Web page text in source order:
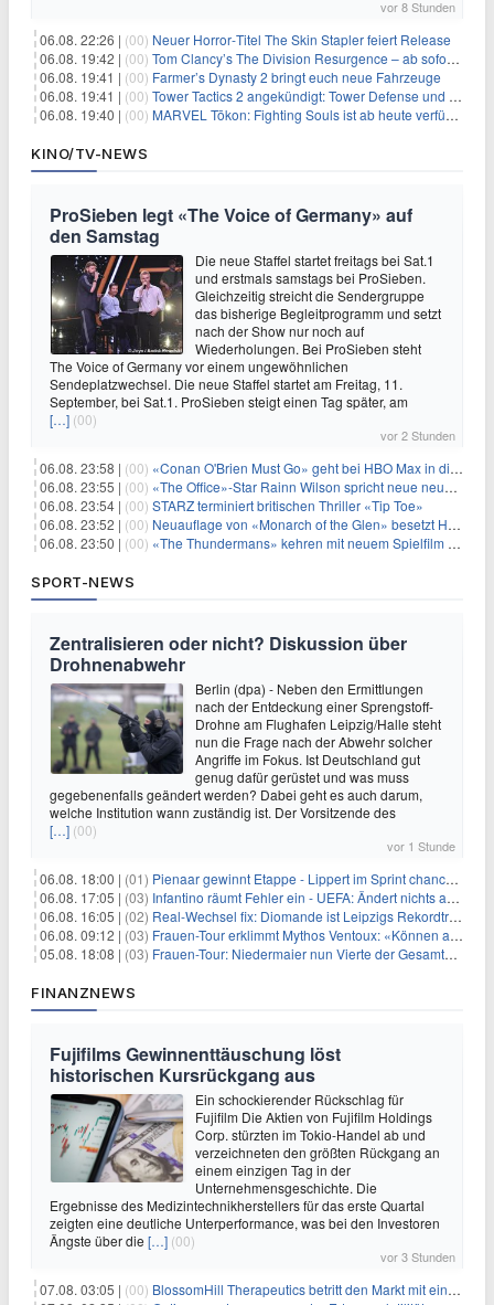
vor 8 Stunden
06.08. 22:26 | (00) Neuer Horror‑Titel The Skin Stapler feiert Release
06.08. 19:42 | (00) Tom Clancy’s The Division Resurgence – ab sofort für euch verfügbar
06.08. 19:41 | (00) Farmer’s Dynasty 2 bringt euch neue Fahrzeuge
06.08. 19:41 | (00) Tower Tactics 2 angekündigt: Tower Defense und Deckbuilding Kombo kehrt zurück
06.08. 19:40 | (00) MARVEL Tōkon: Fighting Souls ist ab heute verfügbar
KINO/TV-NEWS
ProSieben legt «The Voice of Germany» auf
den Samstag
Die neue Staffel startet freitags bei Sat.1
und erstmals samstags bei ProSieben.
Gleichzeitig streicht die Sendergruppe
das bisherige Begleitprogramm und setzt
nach der Show nur noch auf
Wiederholungen. Bei ProSieben steht
The Voice of Germany vor einem ungewöhnlichen
Sendeplatzwechsel. Die neue Staffel startet am Freitag, 11.
September, bei Sat.1. ProSieben steigt einen Tag später, am
[…] (00)
vor 2 Stunden
06.08. 23:58 | (00) «Conan O'Brien Must Go» geht bei HBO Max in die dritte Runde
06.08. 23:55 | (00) «The Office»-Star Rainn Wilson spricht neue neuseeländische Serie «Settling»
06.08. 23:54 | (00) STARZ terminiert britischen Thriller «Tip Toe»
06.08. 23:52 | (00) Neuauflage von «Monarch of the Glen» besetzt Hauptrollen
06.08. 23:50 | (00) «The Thundermans» kehren mit neuem Spielfilm zurück
SPORT-NEWS
Zentralisieren oder nicht? Diskussion über
Drohnenabwehr
Berlin (dpa) - Neben den Ermittlungen
nach der Entdeckung einer Sprengstoff-
Drohne am Flughafen Leipzig/Halle steht
nun die Frage nach der Abwehr solcher
Angriffe im Fokus. Ist Deutschland gut
genug dafür gerüstet und was muss
gegebenenfalls geändert werden? Dabei geht es auch darum,
welche Institution wann zuständig ist. Der Vorsitzende des
[…] (00)
vor 1 Stunde
06.08. 18:00 | (01) Pienaar gewinnt Etappe - Lippert im Sprint chancenlos
06.08. 17:05 | (03) Infantino räumt Fehler ein - UEFA: Ändert nichts an Boykott
06.08. 16:05 | (02) Real-Wechsel fix: Diomande ist Leipzigs Rekordtransfer
06.08. 09:12 | (03) Frauen-Tour erklimmt Mythos Ventoux: «Können alles schaffen»
05.08. 18:08 | (03) Frauen-Tour: Niedermaier nun Vierte der Gesamtwertung
FINANZNEWS
Fujifilms Gewinnenttäuschung löst
historischen Kursrückgang aus
Ein schockierender Rückschlag für
Fujifilm Die Aktien von Fujifilm Holdings
Corp. stürzten im Tokio-Handel ab und
verzeichneten den größten Rückgang an
einem einzigen Tag in der
Unternehmensgeschichte. Die
Ergebnisse des Medizintechnikherstellers für das erste Quartal
zeigten eine deutliche Unterperformance, was bei den Investoren
Ängste über die […] (00)
vor 3 Stunden
07.08. 03:05 | (00) BlossomHill Therapeutics betritt den Markt mit einem IPO-Boost von 150 Millionen Dollar